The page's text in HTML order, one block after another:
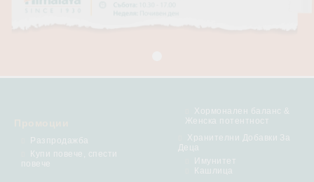
Разпродажба
Купи повече, спести
повече
Хормонален баланс &
Женска потентност
Хранителни Добавки За
Деца
Имунитет
Кашлица